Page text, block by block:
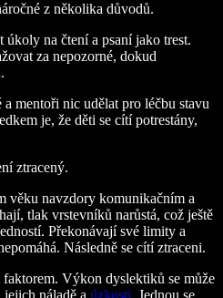
z několika důvodů.
na čtení a psaní jako trest.
za nepozorné, dokud
mentoři nic udělat pro léčbu stavu
je, že děti se cítí potrestány,
ztracený.
věku navzdory komunikačním a
tlak vrstevníků narůstá, což ještě
Překonávají své limity a
Následně se cítí ztraceni.
Výkon dyslektiků se může